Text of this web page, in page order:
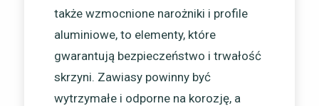
także wzmocnione narożniki i profile
aluminiowe, to elementy, które
gwarantują bezpieczeństwo i trwałość
skrzyni. Zawiasy powinny być
wytrzymałe i odporne na korozję, a